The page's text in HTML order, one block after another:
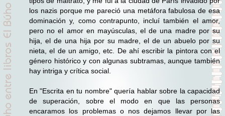
los nazis porque me pareció una metáfora fabulosa de esa
dominación y, como contrapunto, incluí también el amor,
pero no el amor en mayúsculas, el de una madre por su
hija, el de una hija por su madre, el de un abuelo por su
nieta, el de un amigo, etc. De ahí escribir la pintora con el
género histórico y con algunas subtramas, aunque también
hay intriga y crítica social.
En "Escrita en tu nombre" quería hablar sobre la capacidad
de superación, sobre el modo en que las personas
encaramos los problemas o nos dejamos llevar por las